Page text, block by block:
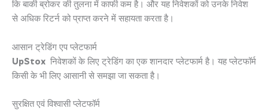
कि बाकी ब्रोकर की तुलना में काफी कम है। और यह निवेशकों को उनके निवेश
से अधिक रिटर्न को प्राप्त करने में सहायता करता है।
आसान ट्रेडिंग एप प्लेटफार्म
UpStox निवेशकों के लिए ट्रेडिंग का एक शानदार प्लेटफार्म है। यह प्लेटफॉर्म
किसी के भी लिए आसानी से समझा जा सकता है।
सुरक्षित एवं विश्वासी प्लेटफॉर्म